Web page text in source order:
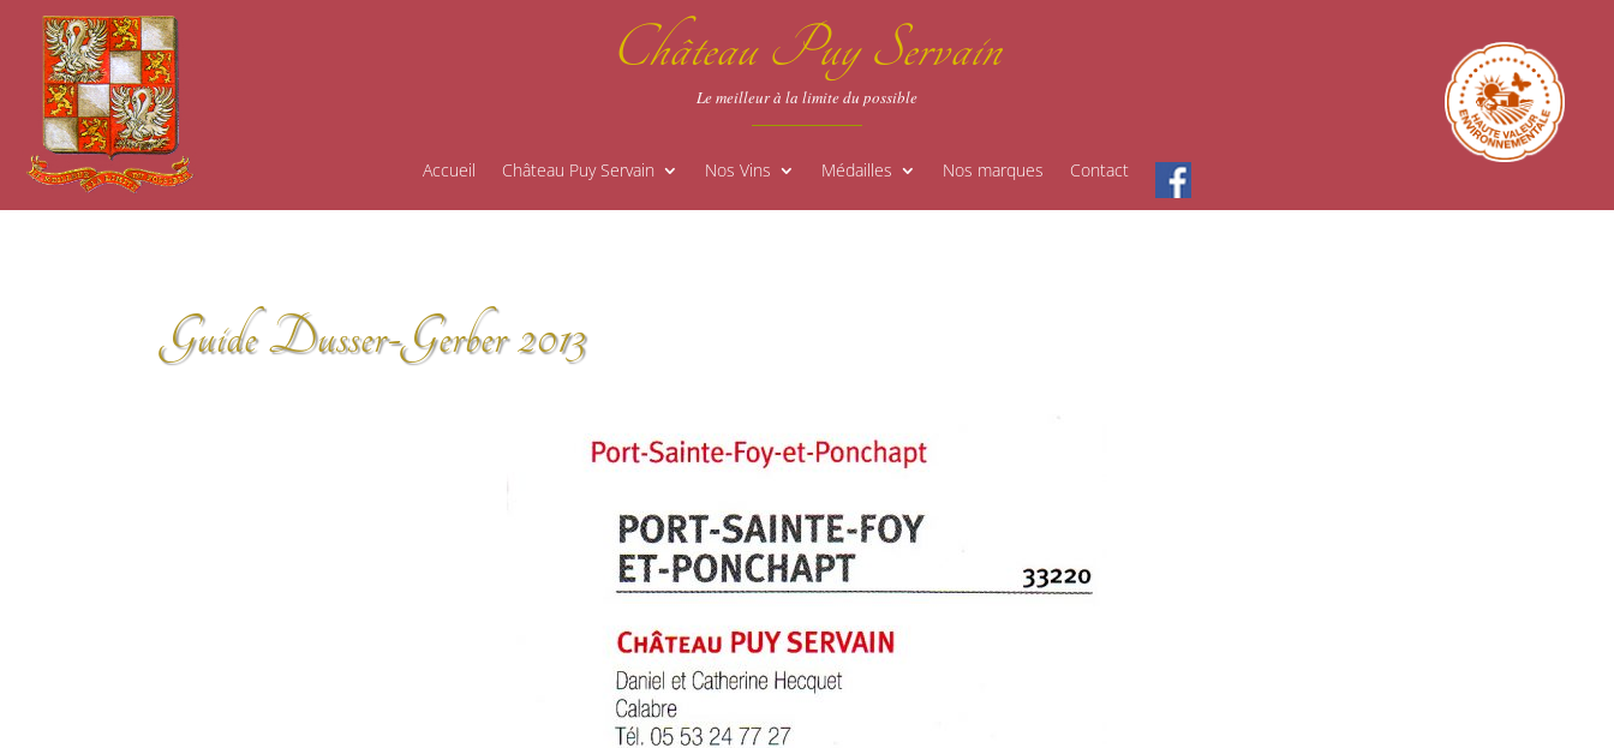
Château Puy Servain
Le meilleur à la limite du possible
Accueil Château Puy Servain Nos Vins Médailles Nos marques Contact
Guide Dusser-Gerber 2013